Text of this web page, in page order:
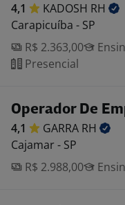
4,1 KADOSH RH
Carapicuíba - SP
R$ 2.363,00
Presencial
Operador De
4,1 GARRA RH
Cajamar - SP
R$ 2.988,00